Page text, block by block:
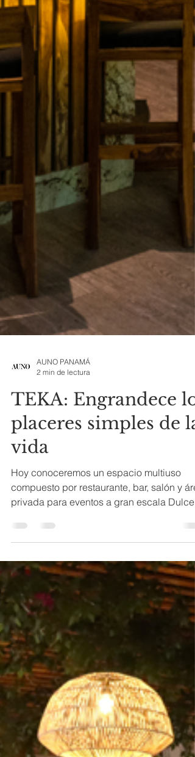
AUNO PANAMÁ
2 min de lectura
TEKA: Engrandece los
placeres simples de la
vida
compuesto por restaurante, bar, salón y
privada para eventos a gran escala Dulce
Pérez...